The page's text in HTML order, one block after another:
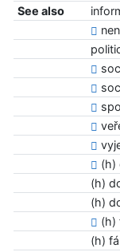
See also
(h)
(h)
(h)
(h)
(h)